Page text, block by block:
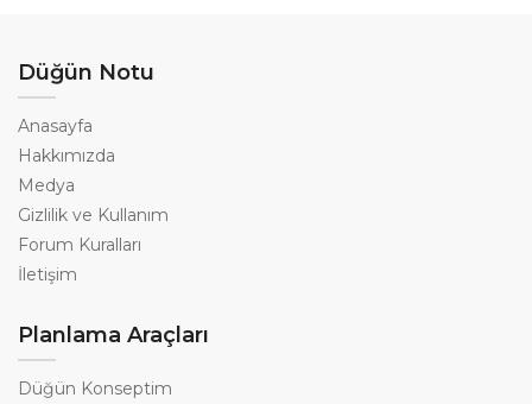
Düğün Notu
Anasayfa
Hakkımızda
Medya
Gizlilik ve Kullanım
Forum Kuralları
İletişim
Planlama Araçları
Düğün Konseptim